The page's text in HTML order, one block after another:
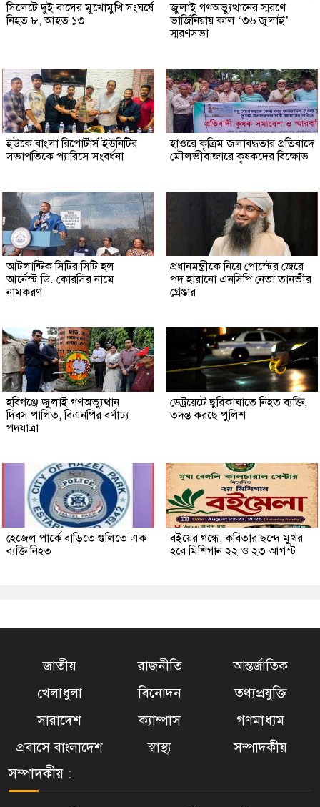
সিলেটে দুই বাসের মুখোমুখি সংঘর্ষে
নিহত ৮, আহত ১৩
জুলাই গণঅভ্যুত্থানের স্মরণে
ভার্জিনিয়ায় কাল ‘৩৬ জুলাই’
স্মরণসভা
ইউকে বাংলা রিপোর্টার্স ইউনিটির
সভাপতিকে প্যারিসে সংবর্ধনা
হাওরে কৃত্রিম জলাবদ্ধতার প্রতিবাদে
মৌলভীবাজারে কৃষকদের বিক্ষোভ
আটলান্টিক সিটির সিটি হল
আর্নেস্ট ডি. কোরসির নামে
নামকরণ
প্রধানমন্ত্রীকে নিয়ে পোস্টের জেরে
পদ হারানো এনসিপি নেতা তানভীর
গ্রেপ্তার
হবিগঞ্জে জুলাই গণঅভ্যুত্থান
দিবস পালিত, বিএনপির বর্ণাঢ্য
পদযাত্রা
ডেট্রয়েটে ছুরিকাঘাতে নিহত ব্যক্তি,
তদন্ত করছে পুলিশ
হেজেল পার্কে বাড়িতে গুলিতে এক
ব্যক্তি নিহত
বইয়ের গন্ধে, কবিতার ছন্দে মুখর
হবে মিশিগান ২২ ও ২৩ আগস্ট
জাতীয় রাজনীতি
আন্তর্জাতিক
খেলাধুলা
বিনোদন
তথ্যপ্রযুক্তি
সারাদেশ
ক্যাম্পাস
গণমাধ্যম
প্রবাসে বাংলাদেশ
স্বাস্থ্য সম্পাদকীয়
সম্পাদকীয় :